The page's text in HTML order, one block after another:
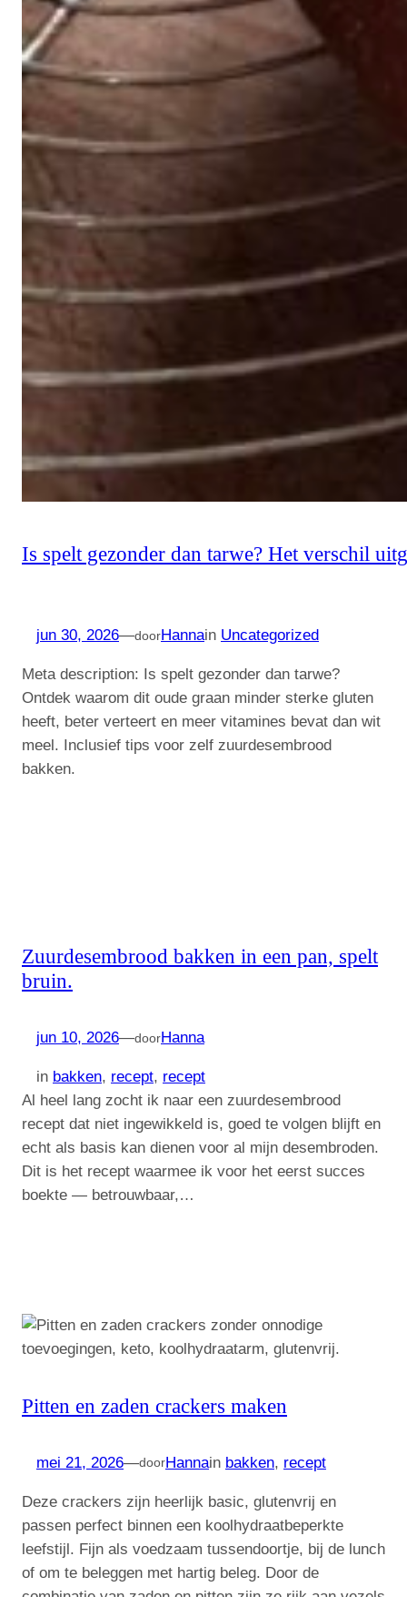
Is spelt gezonder dan tarwe? Het verschil
jun 30, 2026—doorHannain Uncategorized
Meta description: Is spelt gezonder dan tarwe?
Ontdek waarom dit oude graan minder sterke gluten
heeft, beter verteert en meer vitamines bevat dan wit
meel. Inclusief tips voor zelf zuurdesembrood
bakken.
Zuurdesembrood bakken in een pan, spelt
bruin.
jun 10, 2026—doorHanna
in bakken, recept, recept
Al heel lang zocht ik naar een zuurdesembrood
recept dat niet ingewikkeld is, goed te volgen blijft en
echt als basis kan dienen voor al mijn desembroden.
Dit is het recept waarmee ik voor het eerst succes
boekte — betrouwbaar,…
Pitten en zaden crackers maken
mei 21, 2026—doorHannain bakken, recept
Deze crackers zijn heerlijk basic, glutenvrij en
passen perfect binnen een koolhydraatbeperkte
leefstijl. Fijn als voedzaam tussendoortje, bij de lunch
of om te beleggen met hartig beleg. Door de